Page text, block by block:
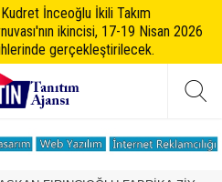
İnceoğlu İkili Takım
ikincisi, 17-19 Nisan 2026
gerçekleştirilecek.